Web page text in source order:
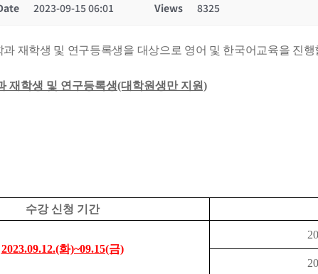
2023-09-15 06:01 Views 8325
재학생 및 연구등록생을 대상으로 영어 및 한국어교육을 진
재학생 및 연구등록생(대학원생만 지원)
수강 신청 기간
2023.09.12.(화)~09.15(금)